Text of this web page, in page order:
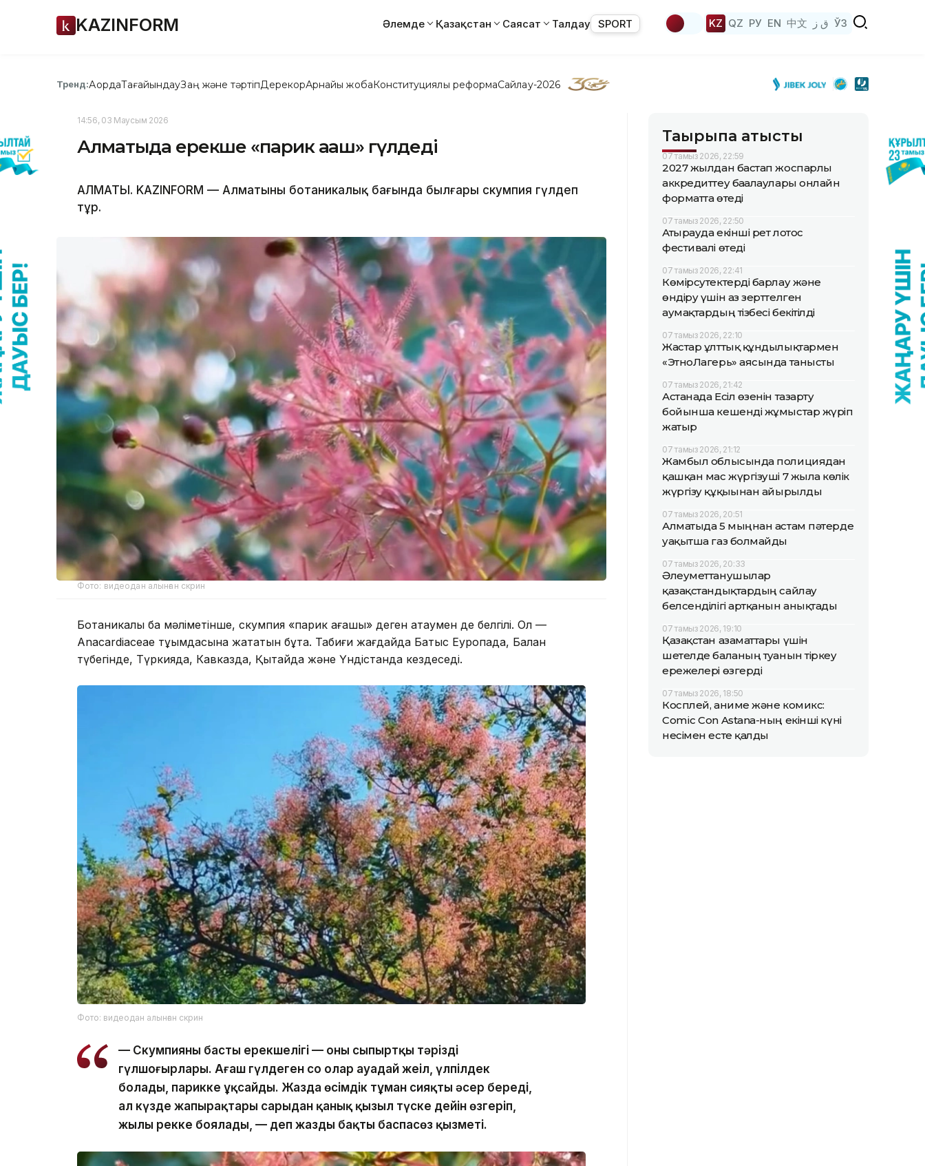
KAZINFORM Әлемде Қазақстан Саясат Талдау SPORT KZ QZ РУ EN 中文 ق ز ЎЗ
Тренд:АқордаТағайындауЗаң және тәртіпДерекқорАрнайы жобаКонституциялық реформаСайлау-2026
14:56, 03 Маусым 2026
Алматыда ерекше «парик ағаш» гүлдеді
АЛМАТЫ. KAZINFORM — Алматының ботаникалық бағында былғары скумпия гүлдеп
тұр.
Фото: видеодан алынған скрин
Ботаникалық бақ мәліметінше, скумпия «парик ағашы» деген атаумен де белгілі. Ол —
Anacardiaceae тұқымдасына жататын бұта. Табиғи жағдайда Батыс Еуропада, Балқан
түбегінде, Түркияда, Кавказда, Қытайда және Үндістанда кездеседі.
Фото: видеодан алынған скрин
— Скумпияның басты ерекшелігі — оның сыпыртқы тәрізді
гүлшоғырлары. Ағаш гүлдеген соң олар ауадай жеңіл, үлпілдек
болады, парикке ұқсайды. Жазда өсімдік тұман сияқты әсер береді,
ал күзде жапырақтары сарыдан қанық қызыл түске дейін өзгеріп,
жылы реңкке боялады, — деп жазды бақтың баспасөз қызметі.
Тақырыпқа қатысты
07 тамыз 2026, 22:59
2027 жылдан бастап жоспарлы
аккредиттеу бағалаулары онлайн
форматта өтеді
07 тамыз 2026, 22:50
Атырауда екінші рет лотос
фестивалі өтеді
07 тамыз 2026, 22:41
Көмірсутектерді барлау және
өндіру үшін аз зерттелген
аумақтардың тізбесі бекітілді
07 тамыз 2026, 22:10
Жастар ұлттық құндылықтармен
«ЭтноЛагерь» аясында танысты
07 тамыз 2026, 21:42
Астанада Есіл өзенін тазарту
бойынша кешенді жұмыстар жүріп
жатыр
07 тамыз 2026, 21:12
Жамбыл облысында полициядан
қашқан мас жүргізуші 7 жылға көлік
жүргізу құқығынан айырылды
07 тамыз 2026, 20:51
Алматыда 5 мыңнан астам пәтерде
уақытша газ болмайды
07 тамыз 2026, 20:33
Әлеуметтанушылар
қазақстандықтардың сайлау
белсенділігі артқанын анықтады
07 тамыз 2026, 19:10
Қазақстан азаматтары үшін
шетелде баланың туғанын тіркеу
ережелері өзгерді
07 тамыз 2026, 18:50
Косплей, аниме және комикс:
Comic Con Astana-ның екінші күні
несімен есте қалды